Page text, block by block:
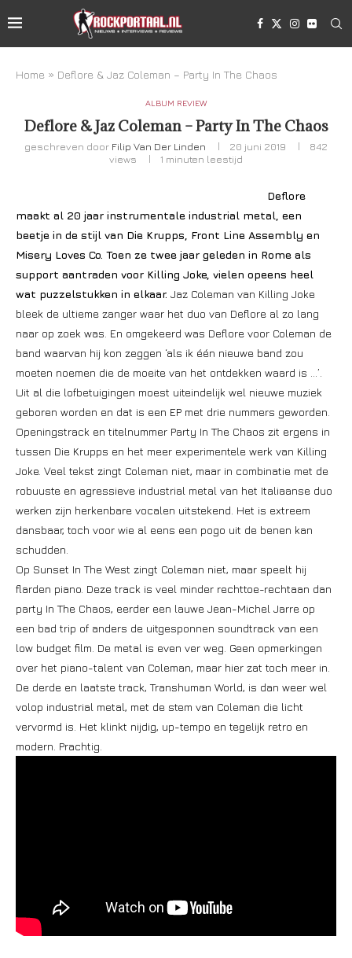
Home » Deflore & Jaz Coleman – Party In The Chaos
ALBUM REVIEW
Deflore & Jaz Coleman – Party In The Chaos
geschreven door Filip Van Der Linden 20 juni 2019
842
views
1 minuten leestijd
Deflore
maakt al 20 jaar instrumentale industrial metal, een
beetje in de stijl van Die Krupps, Front Line Assembly en
Misery Loves Co. Toen ze twee jaar geleden in Rome als
support aantraden voor Killing Joke, vielen opeens heel
wat puzzelstukken in elkaar. Jaz Coleman van Killing Joke
bleek de ultieme zanger waar het duo van Deflore al zo lang
naar op zoek was. En omgekeerd was Deflore voor Coleman de
band waarvan hij kon zeggen ‘als ik één nieuwe band zou
moeten noemen die de moeite van het ontdekken waard is …’.
Uit al die lofbetuigingen moest uiteindelijk wel nieuwe muziek
geboren worden en dat is een EP met drie nummers geworden.
Openingstrack en titelnummer Party In The Chaos zit ergens in
tussen Die Krupps en het meer experimentele werk van Killing
Joke. Veel tekst zingt Coleman niet, maar in combinatie met de
robuuste en agressieve industrial metal van het Italiaanse duo
werken zijn herkenbare vocalen uitstekend. Het is extreem
dansbaar, toch voor wie al eens een pogo uit de benen kan
schudden.
Op Sunset In The West zingt Coleman niet, maar speelt hij
flarden piano. Deze track is veel minder rechttoe-rechtaan dan
party In The Chaos, eerder een lauwe Jean-Michel Jarre op
een bad trip of anders de uitgesponnen soundtrack van een
low budget film. De metal is even ver weg. Geen opmerkingen
over het piano-talent van Coleman, maar hier zat toch meer in.
De derde en laatste track, Transhuman World, is dan weer wel
volop industrial metal, met de stem van Coleman die licht
vervormd is. Het klinkt nijdig, up-tempo en tegelijk retro en
modern. Prachtig.